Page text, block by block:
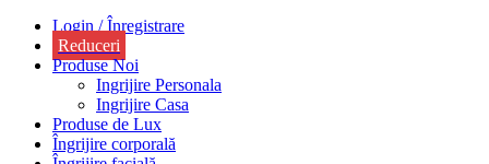
Login / Înregistrare
Reduceri
Produse Noi
Ingrijire Personala
Ingrijire Casa
Produse de Lux
Îngrijire corporală